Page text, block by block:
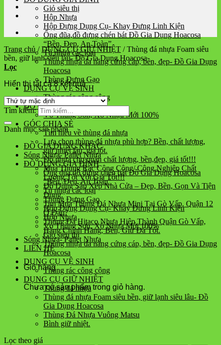
Giỏ siêu thị
Hộp Nhựa
Hộp Đựng Dụng Cụ- Khay Đưng Linh Kiện
Ống đũa,đồ đựng chén bát Đồ Gia Dụng Hoacosa
“Bền, Đẹp, An Toàn”
Tủ nhựa các loại
Thùng nhựa đa năng cứng cáp, bền, đẹp- Đồ Gia Dụng
Hoacosa
Thùng Đựng Gạo
DỤNG CỤ VỆ SINH
Thùng rác công cộng
ĐỒ GIA DỤNG KHÁC
Vỏ Thùng Sơn, Xô Nhựa Mới 100%
GÓC CHIA SẺ
Tìm hiểu về thùng đá nhựa
Lựa chọn thùng đá nhựa phù hợp? Bền, chất lượng,
giữ nhiệt lâu, giá tốt.
Đồ nhựa cho quán chất lượng, bền,đẹp, giá tốt!!!
Mua Thùng Rác Công Cộng/ Công Nghiệp Chất
Lượng Tốt Với Giá Tốt!!!
Đồ Dùng Sắp Xếp Nhà Cửa – Đẹp, Bền, Gọn Và Tiện
Dụng.
Tim Mua Thùng Đá Nhựa Mini Tại Gò Vấp, Quận 12
Ở Đâu?
Thùng Đá Hitaco Nhựa Hiệp Thành Quận Gò Vấp,
Hàng Chính Hãng, Bền, Giữ Đá Tốt.
Sóng Nhựa- Pallet Nhựa
LIÊN HỆ
Giỏ hàng
Chưa có sản phẩm trong giỏ hàng.
Trang chủ / DỤNG CỤ GIỮ NHIỆT /Thùng đá nhựa Foam siêu
bền, giữ lạnh siêu lâu- Đồ Gia Dụng Hoacosa
Lọc
Hiển thị tất cả 8 kết quả
Tìm kiếm:
Danh mục sản phẩm
ĐỒ GIA DỤNG KHÁC
Sóng Nhựa- Pallet Nhựa
ĐỒ DÙNG GIA ĐÌNH
Ống đũa,đồ đựng chén bát Đồ Gia Dụng Hoacosa
"Bền, Đẹp, An Toàn"
Tủ nhựa các loại
Thùng Đựng Gạo
Hộp Đựng Dụng Cụ- Khay Đưng Linh Kiện
Hộp Nhựa
Vỏ Thùng Sơn, Xô Nhựa Mới 100%
Giỏ siêu thị
Thùng nhựa đa năng cứng cáp, bền, đẹp- Đồ Gia Dụng
Hoacosa
DỤNG CỤ VỆ SINH
Thùng rác công cộng
DỤNG CỤ GIỮ NHIỆT
Thùng đá nhựa
Thùng đá nhựa Foam siêu bền, giữ lạnh siêu lâu- Đồ
Gia Dụng Hoacosa
Thùng Đá Nhựa Vuông Matsu
Bình giữ nhiệt.
Lọc theo giá